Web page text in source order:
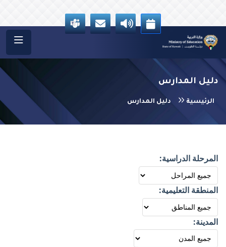
دليل المدارس
الرئيسية دليل المدارس